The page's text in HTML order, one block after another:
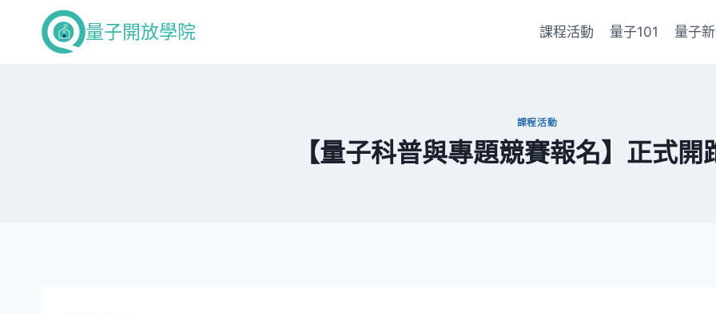
量子開放學院 課程活動 量子101 量子
課程活動
【量子科普與專題競賽報名】正式開